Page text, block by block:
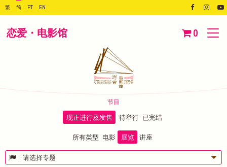
繁 简 PT EN
恋爱・电影馆 0
节目
现正进行及发售 待举行 已完结
所有类型 电影 展览 讲座
请选择专题